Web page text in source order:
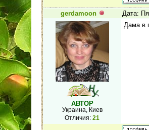
gerdamoon Дата:
АВТОР
Украина, Киев
Отличия: 21
Дама в